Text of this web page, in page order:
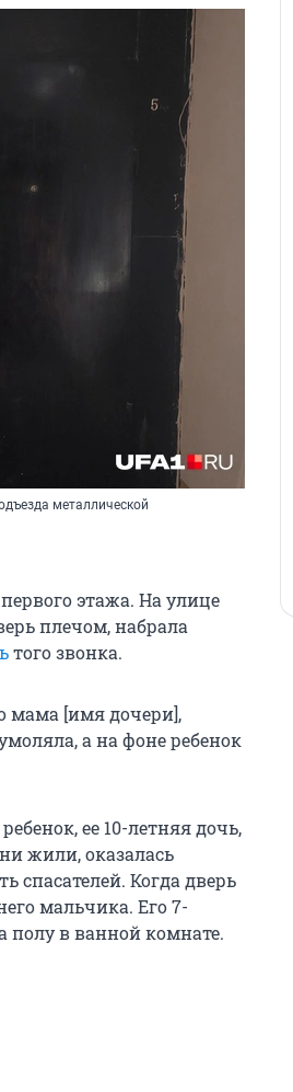
металлической
этажа. На улице
плечом, набрала
того звонка.
мама [имя дочери],
а на фоне ребенок
ее 10-летняя дочь,
жили, оказалась
спасателей. Когда дверь
мальчика. Его 7-
полу в ванной комнате.